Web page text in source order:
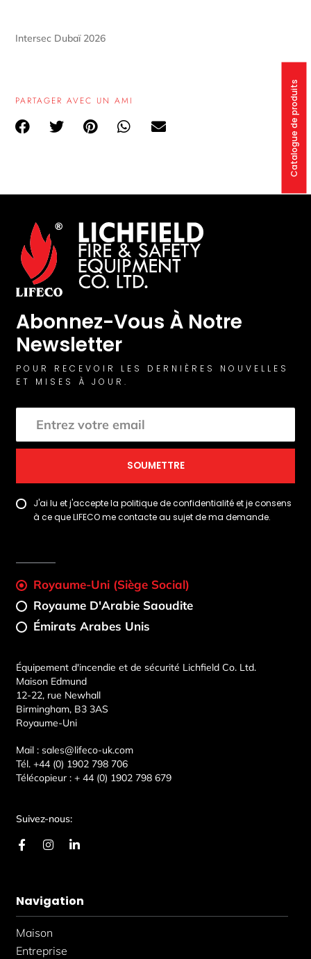
Intersec Dubaï 2026
PARTAGER AVEC UN AMI
Abonnez-Vous À Notre
Newsletter
POUR RECEVOIR LES DERNIÈRES NOUVELLES
ET MISES À JOUR.
SOUMETTRE
J'ai lu et j'accepte la politique de confidentialité et je consens
à ce que LIFECO me contacte au sujet de ma demande.
Royaume-Uni (Siège Social)
Royaume D'Arabie Saoudite
Émirats Arabes Unis
Équipement d'incendie et de sécurité Lichfield Co. Ltd.
Maison Edmund
12-22, rue Newhall
Birmingham, B3 3AS
Royaume-Uni
Mail :sales@lifeco-uk.com
Tél. +44 (0) 1902 798 706
Télécopieur :+ 44 (0) 1902 798 679
Suivez-nous:
F
a
o
o
k
-
f
I
n
g
r
m
L
d
i
Navigation
Maison
Entreprise
Catalogue de produits